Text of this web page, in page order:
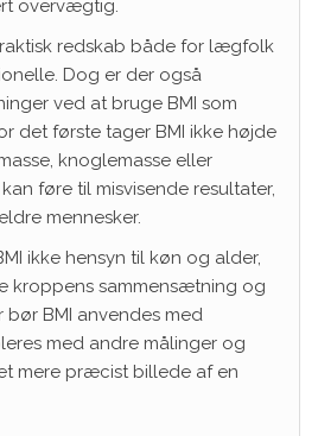
overvægtig.
redskab både for lægfolk
Dog er der også
ved at bruge BMI som
det første tager BMI ikke højde
knoglemasse eller
føre til misvisende resultater,
mennesker.
ikke hensyn til køn og alder,
kroppens sammensætning og
bør BMI anvendes med
med andre målinger og
mere præcist billede af en